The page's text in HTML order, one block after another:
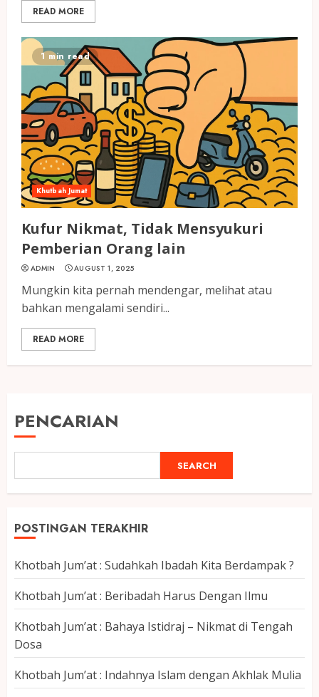
READ MORE
1 min read
Khutbah Jumat
Kufur Nikmat, Tidak Mensyukuri
Pemberian Orang lain
ADMIN AUGUST 1, 2025
Mungkin kita pernah mendengar, melihat atau
bahkan mengalami sendiri...
READ MORE
PENCARIAN
SEARCH
POSTINGAN TERAKHIR
Khotbah Jum’at : Sudahkah Ibadah Kita Berdampak ?
Khotbah Jum’at : Beribadah Harus Dengan Ilmu
Khotbah Jum’at : Bahaya Istidraj – Nikmat di Tengah
Dosa
Khotbah Jum’at : Indahnya Islam dengan Akhlak Mulia